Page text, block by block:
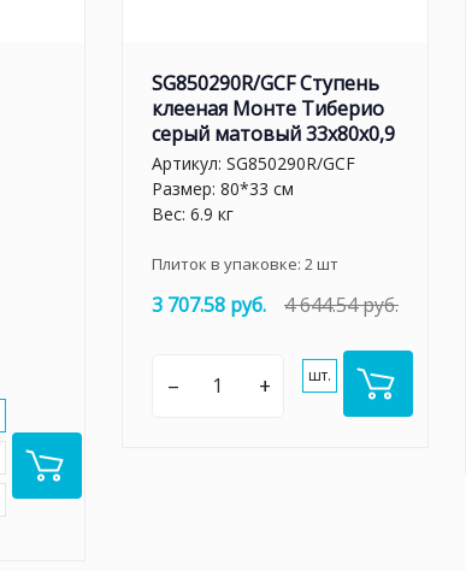
SG850290R/GCF Ступень
клееная Монте Тиберио
серый матовый 33x80x0,9
Артикул: SG850290R/GCF
Размер: 80*33 см
Вес: 6.9 кг
Плиток в упаковке: 2шт
3 707.58 руб. 4 644.54 руб.
– + шт.